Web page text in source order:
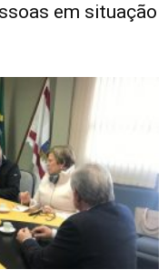
em situação